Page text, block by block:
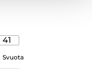
41
Svuota